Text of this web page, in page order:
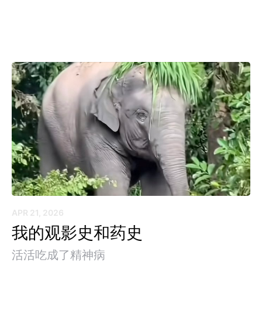
APR 21, 2026
我的观影史和药史
活活吃成了精神病